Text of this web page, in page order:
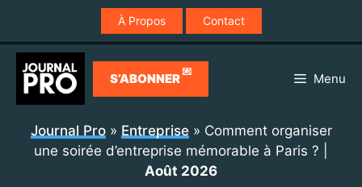
contenu
À Propos Contact
S’ABONNER 💌 Menu
Journal Pro» Entreprise» Comment organiser
une soirée d’entreprise mémorable à Paris ?
Août 2026